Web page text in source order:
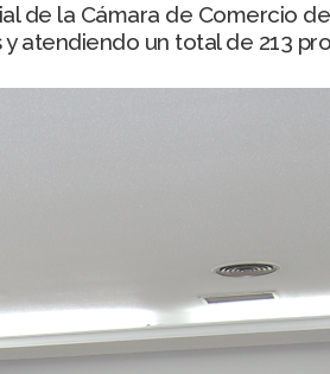
de la Cámara de Comercio
atendiendo un total de 213